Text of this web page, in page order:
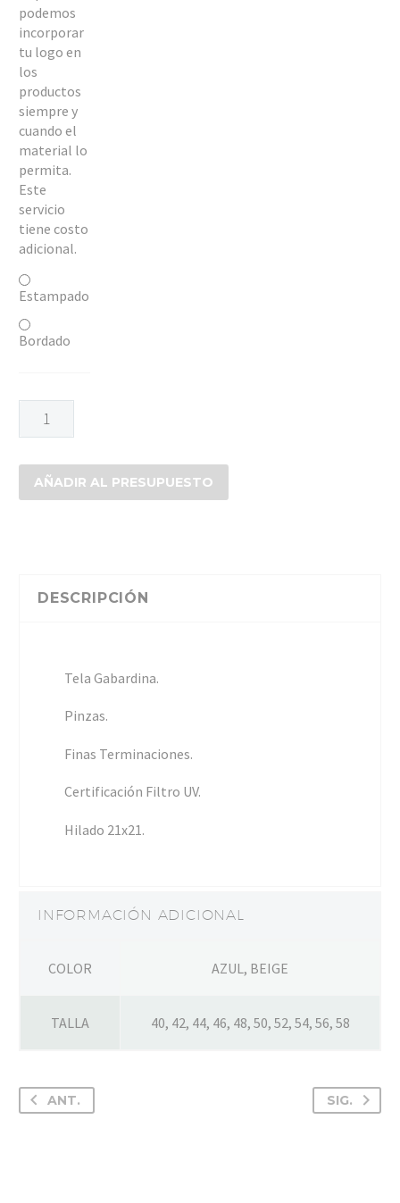
podemos
incorporar
tu logo en
los
productos
siempre y
cuando el
material lo
permita.
Este
servicio
tiene costo
adicional.
Estampado
Bordado
PANTALON
HOMBRE
cantidad
AÑADIR AL PRESUPUESTO
DESCRIPCIÓN
Tela Gabardina.
Pinzas.
Finas Terminaciones.
Certificación Filtro UV.
Hilado 21x21.
INFORMACIÓN ADICIONAL
COLOR AZUL, BEIGE
TALLA 40, 42, 44, 46, 48, 50, 52, 54, 56, 58
ANT. SIG.